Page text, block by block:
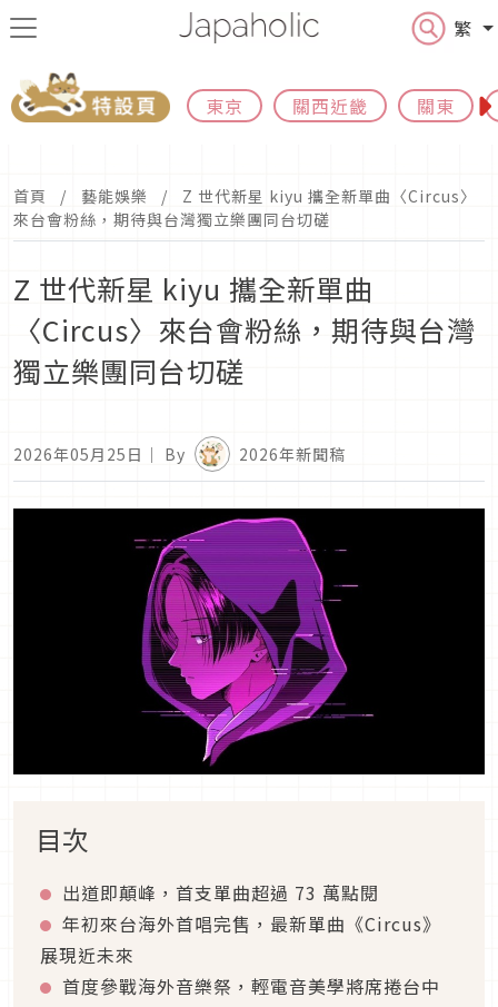
繁
東京 關西近畿 關東
首頁 藝能娛樂
Z 世代新星 kiyu 攜全新單曲〈Circus〉
來台會粉絲，期待與台灣獨立樂團同台切磋
Z 世代新星 kiyu 攜全新單曲
〈Circus〉來台會粉絲，期待與台灣
獨立樂團同台切磋
2026年05月25日 ｜ By 2026年新聞稿
目次
出道即顛峰，首支單曲超過 73 萬點閱
年初來台海外首唱完售，最新單曲《Circus》
展現近未來
首度參戰海外音樂祭，輕電音美學將席捲台中